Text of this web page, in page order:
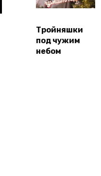
Тройняшки
под чужим
небом